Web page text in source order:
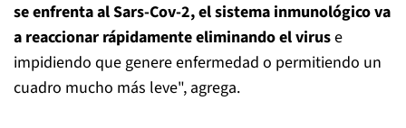
se enfrenta al Sars-Cov-2, el sistema inmunológico va
a reaccionar rápidamente eliminando el viruse
impidiendo que genere enfermedad o permitiendo un
cuadro mucho más leve", agrega.